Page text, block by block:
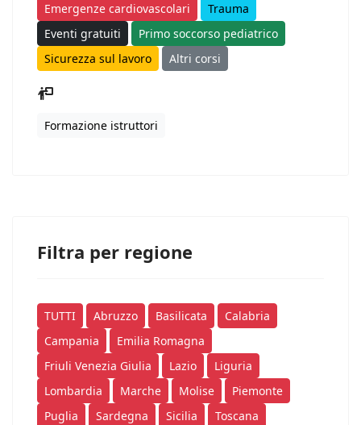
Emergenze cardiovascolari
Trauma
Eventi gratuiti
Primo soccorso pediatrico
Sicurezza sul lavoro
Altri corsi
Formazione istruttori
Filtra per regione
TUTTI Abruzzo Basilicata
Calabria
Campania
Emilia Romagna
Friuli Venezia Giulia
Lazio
Liguria
Lombardia
Marche Molise
Piemonte
Puglia
Sardegna Sicilia
Toscana